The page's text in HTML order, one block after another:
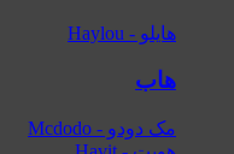
هایلو - Haylou
هاب
مک دودو - Mcdodo